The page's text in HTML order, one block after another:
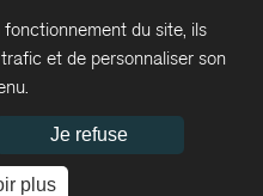
du site, ils
et de personnaliser son
Je refuse
plus